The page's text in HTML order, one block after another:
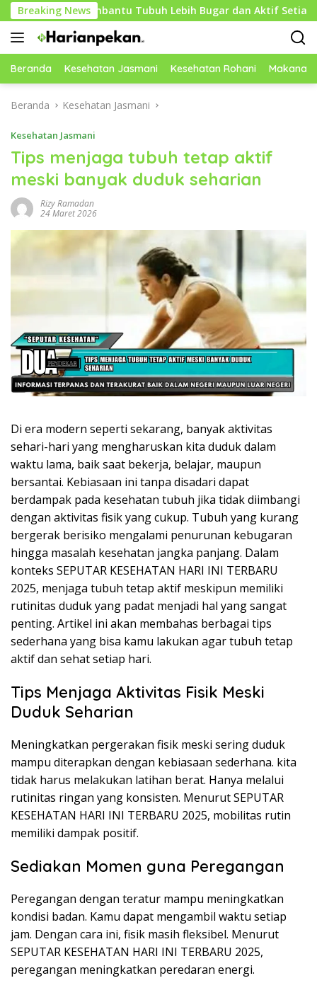
Langsung
ke
konten
Breaking News
Membantu Tubuh Lebih Bugar dan Aktif Setiap Hari
Beranda Kesehatan Jasmani Kesehatan Rohani Makanan
Beranda Kesehatan Jasmani
Kesehatan Jasmani
Tips menjaga tubuh tetap aktif
meski banyak duduk seharian
Rizy Ramadan
24 Maret 2026
Di era modern seperti sekarang, banyak aktivitas
sehari-hari yang mengharuskan kita duduk dalam
waktu lama, baik saat bekerja, belajar, maupun
bersantai. Kebiasaan ini tanpa disadari dapat
berdampak pada kesehatan tubuh jika tidak diimbangi
dengan aktivitas fisik yang cukup. Tubuh yang kurang
bergerak berisiko mengalami penurunan kebugaran
hingga masalah kesehatan jangka panjang. Dalam
konteks SEPUTAR KESEHATAN HARI INI TERBARU
2025, menjaga tubuh tetap aktif meskipun memiliki
rutinitas duduk yang padat menjadi hal yang sangat
penting. Artikel ini akan membahas berbagai tips
sederhana yang bisa kamu lakukan agar tubuh tetap
aktif dan sehat setiap hari.
Tips Menjaga Aktivitas Fisik Meski
Duduk Seharian
Meningkatkan pergerakan fisik meski sering duduk
mampu diterapkan dengan kebiasaan sederhana. kita
tidak harus melakukan latihan berat. Hanya melalui
rutinitas ringan yang konsisten. Menurut SEPUTAR
KESEHATAN HARI INI TERBARU 2025, mobilitas rutin
memiliki dampak positif.
Sediakan Momen guna Peregangan
Peregangan dengan teratur mampu meningkatkan
kondisi badan. Kamu dapat mengambil waktu setiap
jam. Dengan cara ini, fisik masih fleksibel. Menurut
SEPUTAR KESEHATAN HARI INI TERBARU 2025,
peregangan meningkatkan peredaran energi.